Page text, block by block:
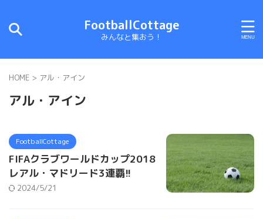
FootballCottage
みんなと集おう！
HOME > アル・アイン
アル・アイン
FootballCottage
FIFAクラブワールドカップ2018
レアル・マドリード3連覇!!
2024/5/21